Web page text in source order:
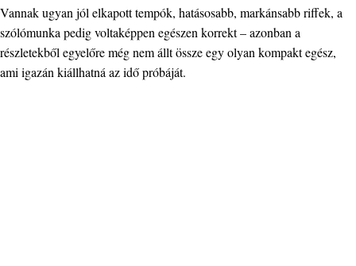
Vannak ugyan jól elkapott tempók, hatásosabb, markánsabb riffek, a
szólómunka pedig voltaképpen egészen korrekt – azonban a
részletekből egyelőre még nem állt össze egy olyan kompakt egész,
ami igazán kiállhatná az idő próbáját.